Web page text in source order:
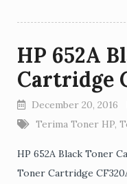
HP 652A
Cartridge
December 20, 2016
Terima Toner HP,
HP 652A Black Toner
Toner Cartridge